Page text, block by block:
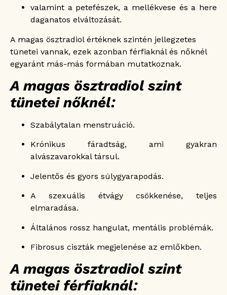
valamint a petefészek, a mellékvese és a here
daganatos elváltozását.
A magas ösztradiol értéknek szintén jellegzetes
tünetei vannak, ezek azonban férfiaknál és nőknél
egyaránt más-más formában mutatkoznak.
A magas ösztradiol szint
tünetei nőknél:
Szabálytalan menstruáció.
Krónikus fáradtság, ami gyakran
alvászavarokkal társul.
Jelentős és gyors súlygyarapodás.
A szexuális étvágy csökkenése, teljes
elmaradása.
Általános rossz hangulat, mentális problémák.
Fibrosus ciszták megjelenése az emlőkben.
A magas ösztradiol szint
tünetei férfiaknál: